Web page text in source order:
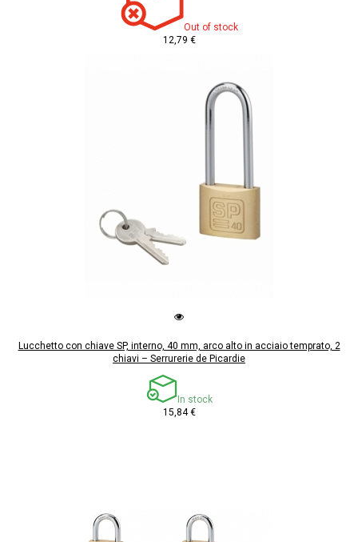
Out of stock
12,79 €
Lucchetto con chiave SP, interno, 40 mm, arco alto in acciaio temprato, 2
chiavi – Serrurerie de Picardie
In stock
15,84 €